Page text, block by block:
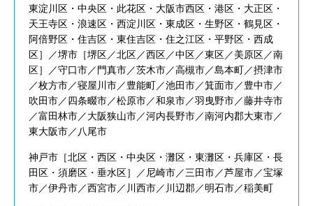
東淀川区・中央区・此花区・大阪市西区・港区・大正区・
天王寺区・浪速区・西淀川区・東成区・生野区・鶴見区・
阿倍野区・住吉区・東住吉区・住之江区・平野区・西成
区］／堺市［堺区／北区／西区／中区／東区／美原区／南
区］／守口市／門真市／茨木市／高槻市／島本町／摂津市
／枚方市／寝屋川市／豊能町／池田市／箕面市／豊中市／
吹田市／四条畷市／松原市／和泉市／羽曳野市／藤井寺市
／富田林市／大阪狭山市／河内長野市／南河内郡大東市／
東大阪市／八尾市
神戸市［北区・西区・中央区・灘区・東灘区・兵庫区・長
田区・須磨区・垂水区］／尼崎市／三田市／芦屋市／宝塚
市／伊丹市／西宮市／川西市／川辺郡／明石市／稲美町